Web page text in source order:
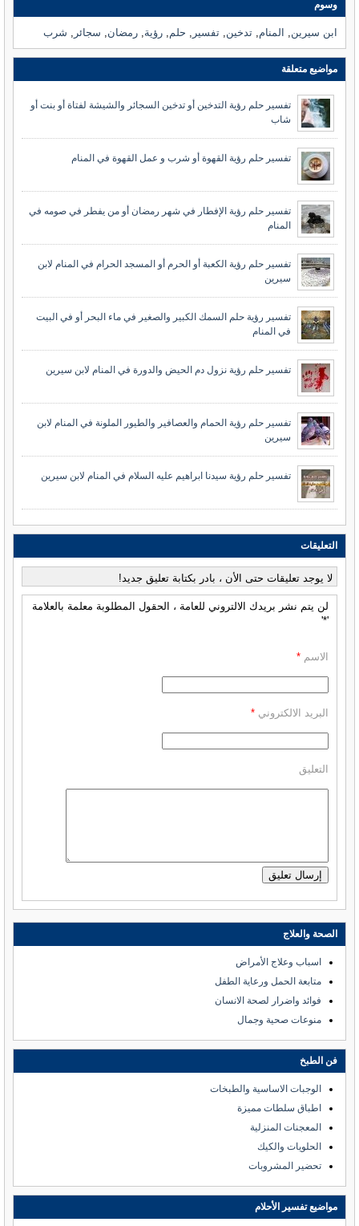
وسوم
ابن سيرين المنام ,تدخين ,تفسير حلم ,رؤية ,رمضان سجائر شرب
مواضيع متعلقة
تفسير حلم رؤية التدخين أو تدخين السجائر والشيشة لفتاة أو بنت أو
شاب
تفسير حلم رؤية القهوة أو شرب و عمل القهوة في المنام
تفسير حلم رؤية الإفطار في شهر رمضان أو من يفطر في صومه في
المنام
تفسير حلم رؤية الكعبة أو الحرم أو المسجد الحرام في المنام لابن
سيرين
تفسير رؤية حلم السمك الكبير والصغير في ماء البحر أو في البيت
في المنام
تفسير حلم رؤية نزول دم الحيض والدورة في المنام لابن سيرين
تفسير حلم رؤية الحمام والعصافير والطيور الملونة في المنام لابن
سيرين
تفسير حلم رؤية سيدنا ابراهيم عليه السلام في المنام لابن سيرين
التعليقات
لا يوجد تعليقات حتى الأن ، بادر بكتابة تعليق جديد!
لن يتم نشر بريدك الالتروني للعامة ، الحقول المطلوبة معلمة بالعلامة
'*'
الاسم *
البريد الالكتروني *
التعليق
الصحة والعلاج
اسباب وعلاج الأمراض
متابعة الحمل ورعاية الطفل
فوائد واضرار لصحة الانسان
منوعات صحية وجمال
فن الطبخ
الوجبات الاساسية والطبخات
اطباق سلطات مميزة
المعجنات المنزلية
الحلويات والكيك
تحضير المشروبات
مواضيع تفسير الأحلام